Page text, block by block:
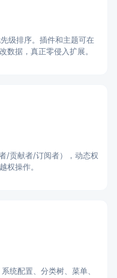
级排序。插件和主题可在
数据，真正零侵入扩展。
/贡献者/订阅者），动态权
权操作。
统配置、分类树、菜单、